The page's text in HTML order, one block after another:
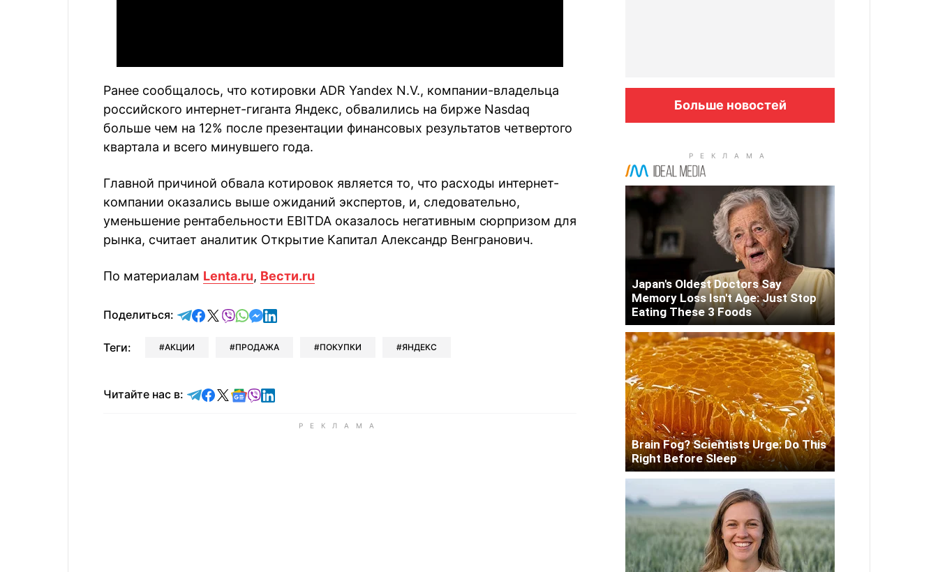
Ранее сообщалось, что котировки ADR Yandex N.V., компании-владельца
российского интернет-гиганта Яндекс, обвалились на бирже Nasdaq
больше чем на 12% после презентации финансовых результатов четвертого
квартала и всего минувшего года.
Главной причиной обвала котировок является то, что расходы интернет-
компании оказались выше ожиданий экспертов, и, следовательно,
уменьшение рентабельности EBITDA оказалось негативным сюрпризом для
рынка, считает аналитик Открытие Капитал Александр Венгранович.
По материалам Lenta.ru, Вести.ru
Поделиться: отправить в Telegram
поделиться в Facebook
поделиться в X
отправить в Viber
отправить в Whatsapp
отправить в Messenger
отправить в LinkedIn
Теги: АКЦИИ ПРОДАЖА ПОКУПКИ ЯНДЕКС
Читайте нас в: Читайте в Telegram
Читайте в Facebook
Читайте в X
Читайте в Google news
Читайте в Viber
Читайте в LinkedIn
Больше новостей